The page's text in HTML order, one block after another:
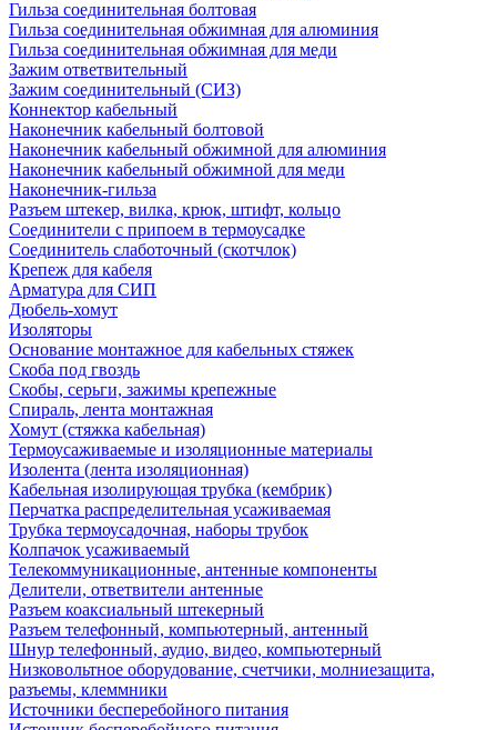
Гильза соединительная болтовая
Гильза соединительная обжимная для алюминия
Гильза соединительная обжимная для меди
Зажим ответвительный
Зажим соединительный (СИЗ)
Коннектор кабельный
Наконечник кабельный болтовой
Наконечник кабельный обжимной для алюминия
Наконечник кабельный обжимной для меди
Наконечник-гильза
Разъем штекер, вилка, крюк, штифт, кольцо
Соединители с припоем в термоусадке
Соединитель слаботочный (скотчлок)
Крепеж для кабеля
Арматура для СИП
Дюбель-хомут
Изоляторы
Основание монтажное для кабельных стяжек
Скоба под гвоздь
Скобы, серьги, зажимы крепежные
Спираль, лента монтажная
Хомут (стяжка кабельная)
Термоусаживаемые и изоляционные материалы
Изолента (лента изоляционная)
Кабельная изолирующая трубка (кембрик)
Перчатка распределительная усаживаемая
Трубка термоусадочная, наборы трубок
Колпачок усаживаемый
Телекоммуникационные, антенные компоненты
Делители, ответвители антенные
Разъем коаксиальный штекерный
Разъем телефонный, компьютерный, антенный
Шнур телефонный, аудио, видео, компьютерный
Низковольтное оборудование, счетчики, молниезащита,
разъемы, клеммники
Источники бесперебойного питания